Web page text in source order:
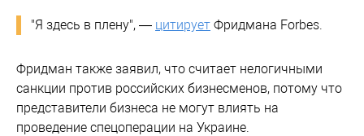
"Я здесь в плену", — цитирует Фридмана Forbes.
Фридман также заявил, что считает нелогичными
санкции против российских бизнесменов, потому что
представители бизнеса не могут влиять на
проведение спецоперации на Украине.